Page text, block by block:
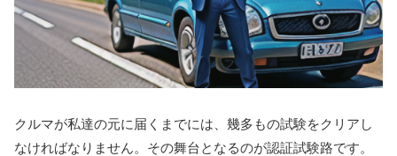
クルマが私達の元に届くまでには、幾多もの試験をクリアし
なければなりません。その舞台となるのが認証試験路です。